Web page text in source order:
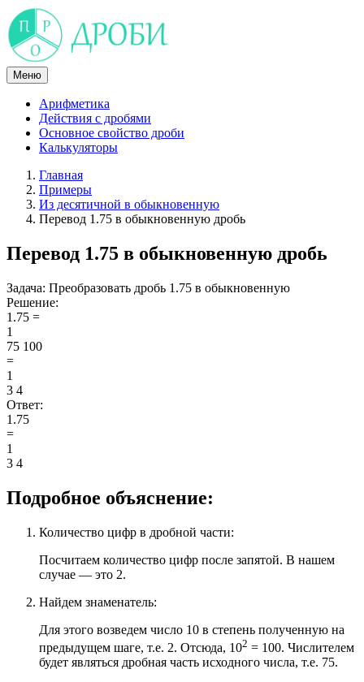
Skip
to
content
Меню
Арифметика
Действия с дробями
Основное свойство дроби
Калькуляторы
Главная
Примеры
Из десятичной в обыкновенную
Перевод 1.75 в обыкновенную дробь
Перевод 1.75 в обыкновенную дробь
Задача: Преобразовать дробь 1.75 в обыкновенную
Решение:
1.75 =
1
75 100
=
1
3 4
Ответ:
1.75
=
1
3 4
Подробное объяснение:
Количество цифр в дробной части:
Посчитаем количество цифр после запятой. В нашем
случае — это 2.
Найдем знаменатель:
Для этого возведем число 10 в степень полученную на
предыдущем шаге, т.е. 2. Отсюда, 102 = 100. Числителем
будет являться дробная часть исходного числа, т.е. 75.